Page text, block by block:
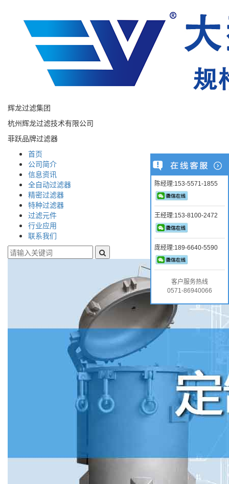
辉龙过滤集团
杭州辉龙过滤技术有限公司
菲跃品牌过滤器
首页
公司简介
信息资讯
全自动过滤器
精密过滤器
特种过滤器
过滤元件
行业应用
联系我们
陈经理:153-5571-1855
王经理:153-8100-2472
庞经理:189-6640-5590
客户服务热线
0571-86940066